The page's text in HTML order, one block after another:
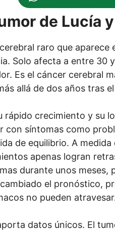
de Lucía
raro que
Solo afecta a entre 30
Es el cáncer cerebral
allá de dos años tras
rápido crecimiento y su
con síntomas como
de equilibrio. A
apenas logran
durante unos
el pronóstico,
no pueden
datos únicos. El